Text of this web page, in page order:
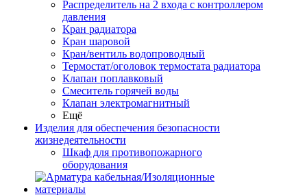
Распределитель на 2 входа с контроллером
давления
Кран радиатора
Кран шаровой
Кран/вентиль водопроводный
Термостат/оголовок термостата радиатора
Клапан поплавковый
Смеситель горячей воды
Клапан электромагнитный
Ещё
Изделия для обеспечения безопасности
жизнедеятельности
Шкаф для противопожарного
оборудования